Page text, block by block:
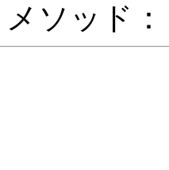
ソッド：